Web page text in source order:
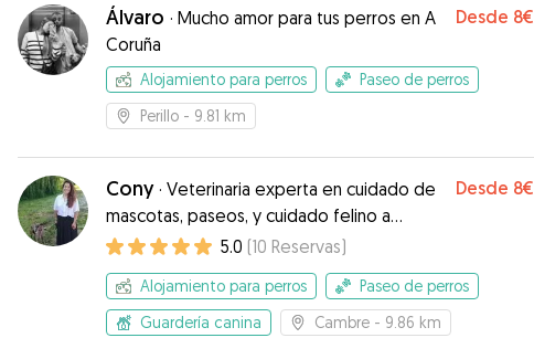
Álvaro · Mucho amor para tus perros en A
Coruña
Desde 8€
Alojamiento para perros
Paseo de perros
Perillo - 9.81 km
Cony · Veterinaria experta en cuidado de
mascotas, paseos, y cuidado felino a
domicilio
Desde 8€
5.0 (10 Reservas)
Alojamiento para perros
Paseo de perros
Guardería canina
Cambre - 9.86 km